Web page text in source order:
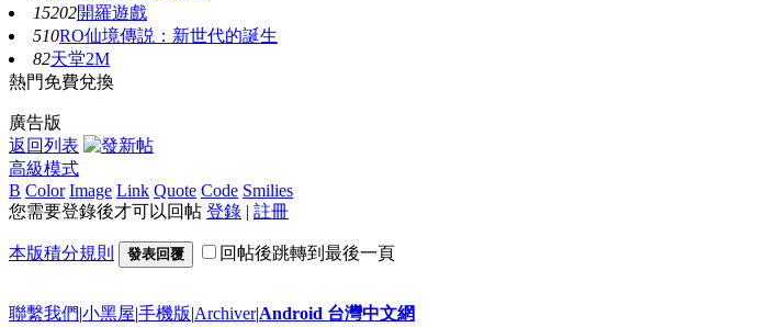
15202開羅遊戲
510RO仙境傳説：新世代的誕生
82天堂2M
熱門免費兌換
廣告版
返回列表
高級模式
B Color Image Link Quote Code Smilies
您需要登錄後才可以回帖 登錄 | 註冊
本版積分規則 發表回覆 回帖後跳轉到最後一頁
聯繫我們|小黑屋|手機版|Archiver|Android 台灣中文網